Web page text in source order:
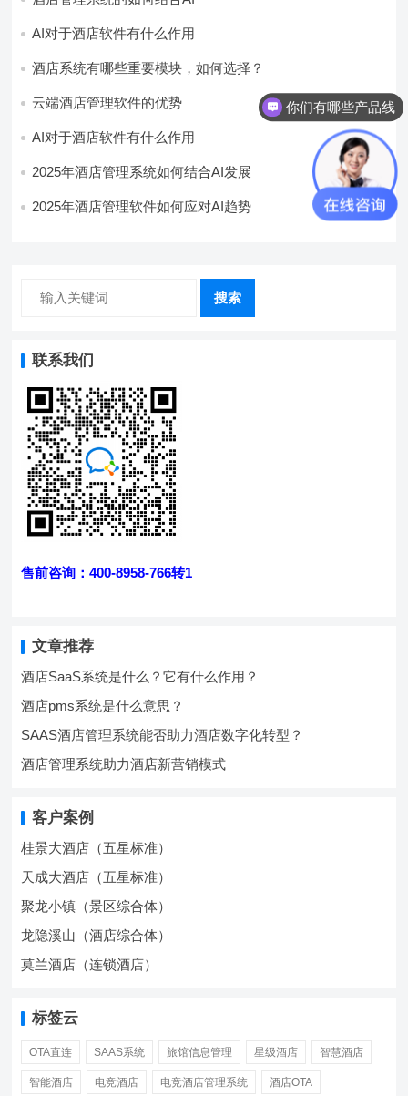
AI对于酒店软件有什么作用
酒店系统有哪些重要模块，如何选择？
云端酒店管理软件的优势
AI对于酒店软件有什么作用
2025年酒店管理系统如何结合AI发展
2025年酒店管理软件如何应对AI趋势
搜索
联系我们
售前咨询：400-8958-766转1
文章推荐
酒店SaaS系统是什么？它有什么作用？
酒店pms系统是什么意思？
SAAS酒店管理系统能否助力酒店数字化转型？
酒店管理系统助力酒店新营销模式
客户案例
桂景大酒店（五星标准）
天成大酒店（五星标准）
聚龙小镇（景区综合体）
龙隐溪山（酒店综合体）
莫兰酒店（连锁酒店）
标签云
OTA直连 SAAS系统 旅馆信息管理 星级酒店 智慧酒店
智能酒店 电竞酒店 电竞酒店管理系统 酒店OTA
你们有哪些产品线